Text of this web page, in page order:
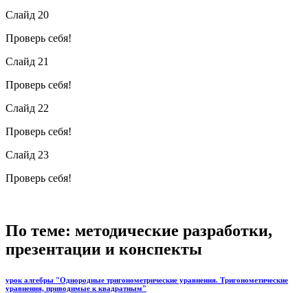
Слайд 20
Проверь себя!
Слайд 21
Проверь себя!
Слайд 22
Проверь себя!
Слайд 23
Проверь себя!
По теме: методические разработки,
презентации и конспекты
урок алгебры "Однородные тригонометрические уравнения. Тригонометические
уравнения, приводимые к квадратным"